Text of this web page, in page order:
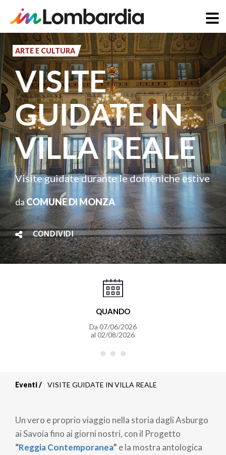
al
contenuto
principale
ARTE E CULTURA
VISITE
GUIDATE IN
VILLA REALE
Visite guidate durante le domeniche estive
daCOMUNE DI MONZA
CONDIVIDI
QUANDO
Da 07/06/2026
al 02/08/2026
di
pane
Eventi VISITE GUIDATE IN VILLA REALE
Un vero e proprio viaggio nella storia dagli Asburgo
ai Savoia fino ai giorni nostri, con il Progetto
“Reggia Contemporanea” e la mostra antologica